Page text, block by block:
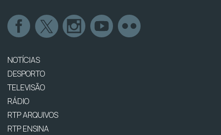
NOTÍCIAS
DESPORTO
TELEVISÃO
RÁDIO
RTP ARQUIVOS
RTP ENSINA